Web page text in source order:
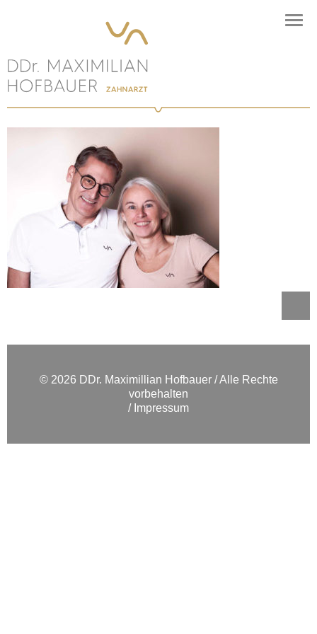
© 2026 DDr. Maximillian Hofbauer / Alle Rechte
vorbehalten
Impressum